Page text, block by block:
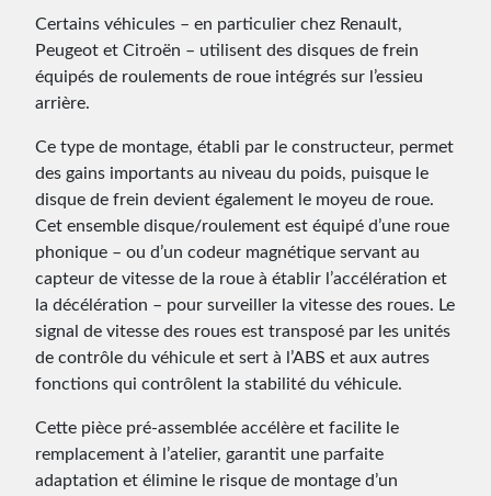
Certains véhicules – en particulier chez Renault,
Peugeot et Citroën – utilisent des disques de frein
équipés de roulements de roue intégrés sur l’essieu
arrière.
Ce type de montage, établi par le constructeur, permet
des gains importants au niveau du poids, puisque le
disque de frein devient également le moyeu de roue.
Cet ensemble disque/roulement est équipé d’une roue
phonique – ou d’un codeur magnétique servant au
capteur de vitesse de la roue à établir l’accélération et
la décélération – pour surveiller la vitesse des roues. Le
signal de vitesse des roues est transposé par les unités
de contrôle du véhicule et sert à l’ABS et aux autres
fonctions qui contrôlent la stabilité du véhicule.
Cette pièce pré-assemblée accélère et facilite le
remplacement à l’atelier, garantit une parfaite
adaptation et élimine le risque de montage d’un